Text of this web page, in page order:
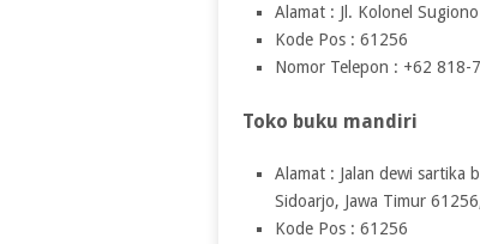
Alamat : Jl. Kolonel
Kode Pos : 61256
Nomor Telepon : +62 818-
Toko buku mandiri
Alamat : Jalan dewi sartika
Sidoarjo, Jawa Timur
Kode Pos : 61256